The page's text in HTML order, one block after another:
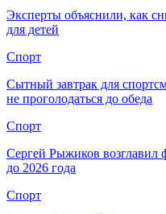
Эксперты объяснили, как
для детей
Спорт
Сытный завтрак для
не проголодаться до обеда
Спорт
Сергей Рыжиков
до 2026 года
Спорт